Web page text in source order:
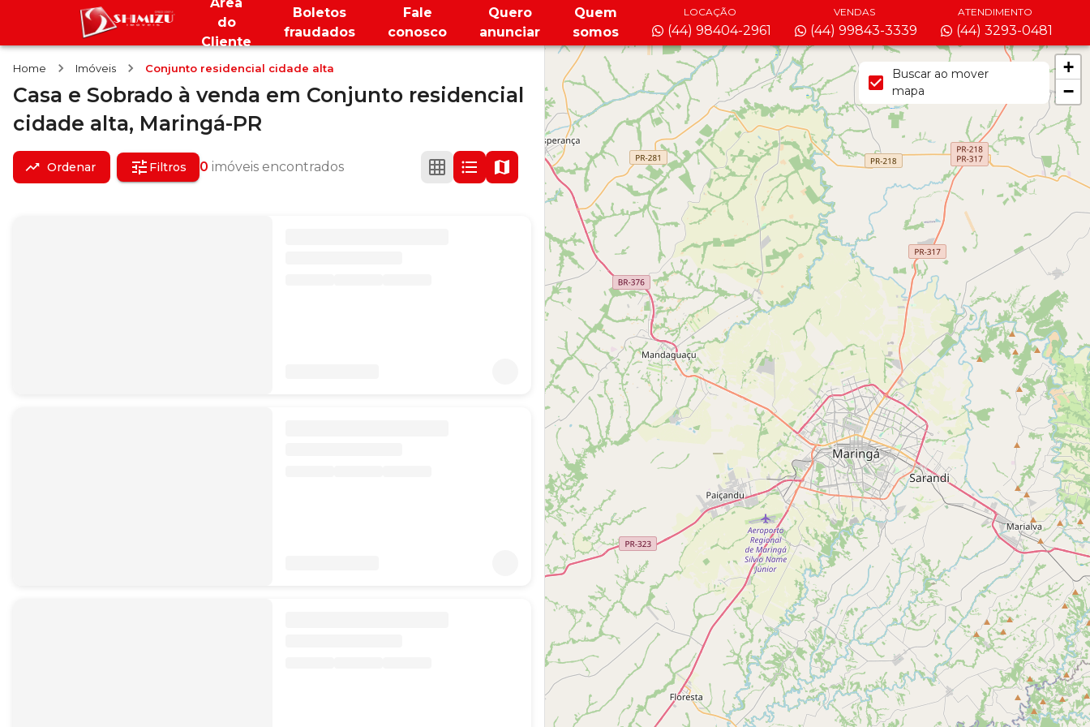
do
Cliente
Boletos
fraudados
Fale
conosco
Quero
anunciar
Quem
somos
LOCAÇÃO
(44) 98404-2961
VENDAS
(44) 99843-3339
ATENDIMENTO
(44) 3293-0481
Home Imóveis Conjunto residencial cidade alta
Casa e Sobrado à venda em Conjunto residencial
cidade alta, Maringá-PR
Ordenar Filtros 0 imóveis encontrados
+
−
Buscar ao mover
mapa